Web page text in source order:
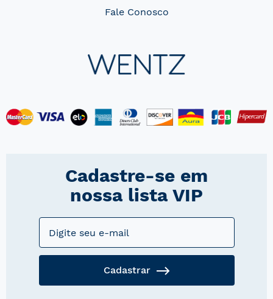
Fale Conosco
Cadastre-se em
nossa lista VIP
Cadastrar